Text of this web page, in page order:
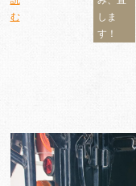
む
しま
す！